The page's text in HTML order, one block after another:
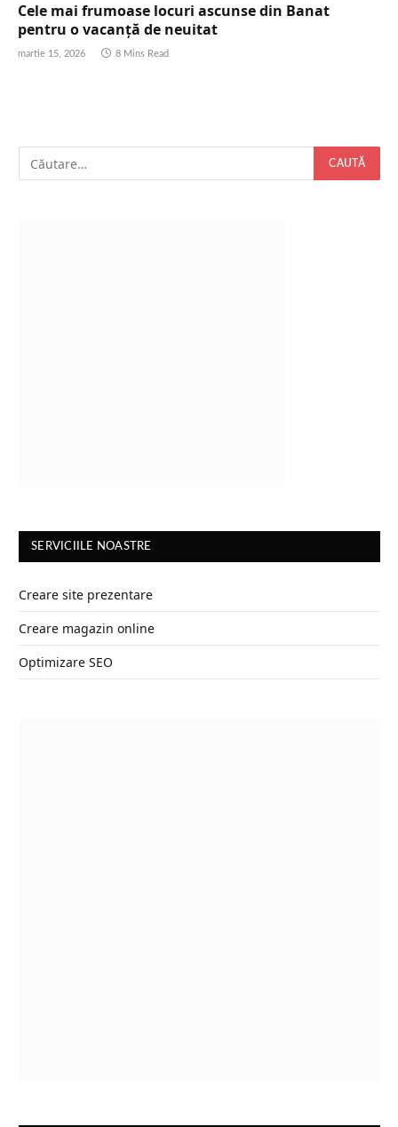
Cele mai frumoase locuri ascunse din Banat
pentru o vacanță de neuitat
martie 15, 2026 8 Mins Read
SERVICIILE NOASTRE
Creare site prezentare
Creare magazin online
Optimizare SEO